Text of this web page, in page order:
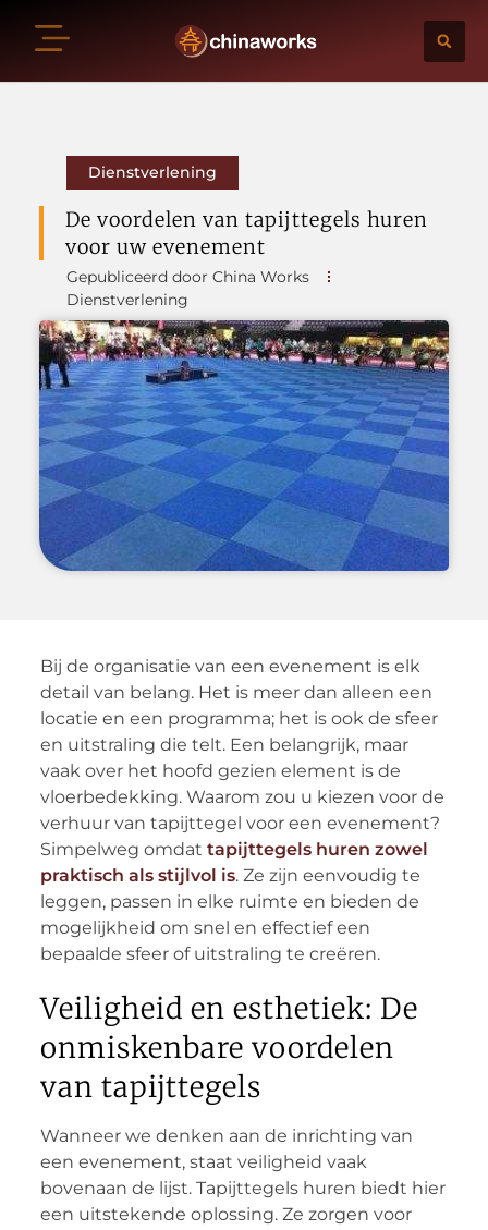
Dienstverlening
De voordelen van tapijttegels huren
voor uw evenement
Gepubliceerd door China Works
Dienstverlening
Bij de organisatie van een evenement is elk
detail van belang. Het is meer dan alleen een
locatie en een programma; het is ook de sfeer
en uitstraling die telt. Een belangrijk, maar
vaak over het hoofd gezien element is de
vloerbedekking. Waarom zou u kiezen voor de
verhuur van tapijttegel voor een evenement?
Simpelweg omdat tapijttegels huren zowel
praktisch als stijlvol is. Ze zijn eenvoudig te
leggen, passen in elke ruimte en bieden de
mogelijkheid om snel en effectief een
bepaalde sfeer of uitstraling te creëren.
Veiligheid en esthetiek: De
onmiskenbare voordelen
van tapijttegels
Wanneer we denken aan de inrichting van
een evenement, staat veiligheid vaak
bovenaan de lijst. Tapijttegels huren biedt hier
een uitstekende oplossing. Ze zorgen voor